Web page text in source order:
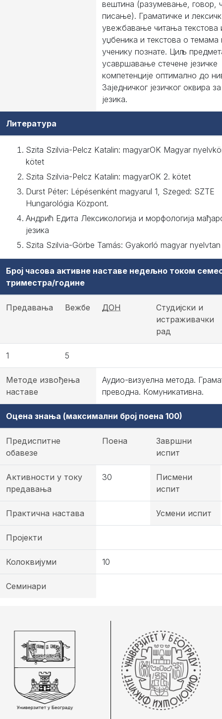
вештина (разумевање, говор,
писање). Граматичке и
увежбавање читањa текстова
уџбеника и текстова о темама
ученику познате. Циљ
усавршавање стечене језичке
компетенције оптимално до
Заједничког језичког оквира
језика.
Литература
Szita Szilvia-Pelcz Katalin: magyarOK Magyar
kötet
Szita Szilvia-Pelcz Katalin: magyarOK 2. kötet
Durst Péter: Lépésenként magyarul 1, Szeged: SZTE
Hungarológia Központ.
Андрић Едита Лексикологија и морфологија
језика
Szita Szilvia-Görbe Tamás: Gyakorló magyar nyelvtan
Број часова активне наставе недељно током
триместра/године
Предавања Вежбе ДОН
Студијски и
истраживачки
рад
1 5
Методе извођења
наставе
Аудио-визуелна метода.
преводна. Комуникативна.
Оцена знања (максимални број поена 100)
Предиспитне
обавезе
Поена
Завршни
испит
Активности у току
предавања
30
Писмени
испит
Практична настава Усмени испит
Пројекти
Колоквијуми 10
Семинари